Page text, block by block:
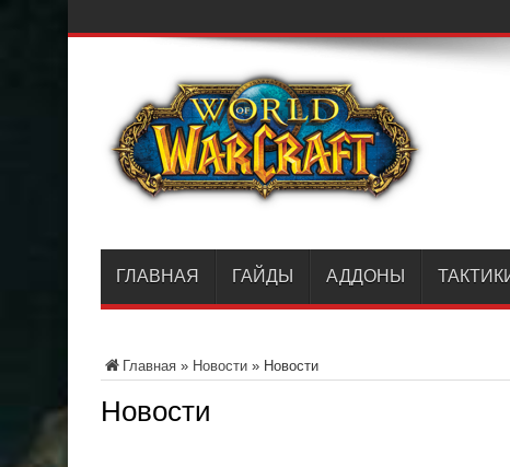
ГЛАВНАЯ ГАЙДЫ АДДОНЫ
Главная » Новости » Новости
Новости